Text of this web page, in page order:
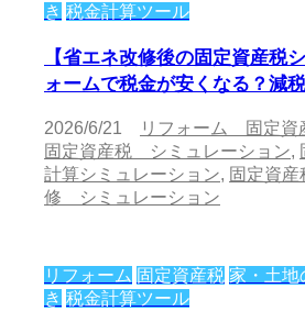
き 税金計算ツール
【省エネ改修後の固定資産税
ォームで税金が安くなる？減
2026/6/21 リフォーム 固定資
固定資産税 シミュレーション,
計算シミュレーション, 固定資
修 シミュレーション
リフォーム 固定資産税 家・土地
き 税金計算ツール